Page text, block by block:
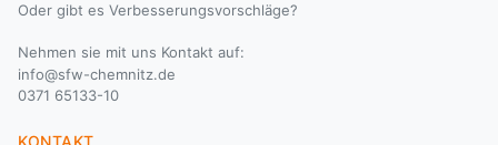
Oder gibt es Verbesserungsvorschläge?
Nehmen sie mit uns Kontakt auf:
info@sfw-chemnitz.de
0371 65133-10
KONTAKT